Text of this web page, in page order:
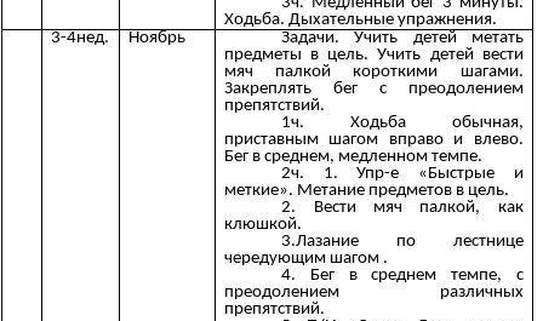
Ходьба. Дыхательные упражнения.
3-4нед.
Ноябрь
Задачи. Учить детей метать
предметы в цель. Учить детей вести
мяч палкой короткими шагами.
Закреплять бег с преодолением
препятствий.
1ч. Ходьба обычная,
приставным шагом вправо и влево.
Бег в среднем, медленном темпе.
2ч. 1. Упр-е «Быстрые и
меткие». Метание предметов в цель.
2. Вести мяч палкой, как
клюшкой.
3.Лазание по лестнице
чередующим шагом .
4. Бег в среднем темпе, с
преодолением различных
препятствий.